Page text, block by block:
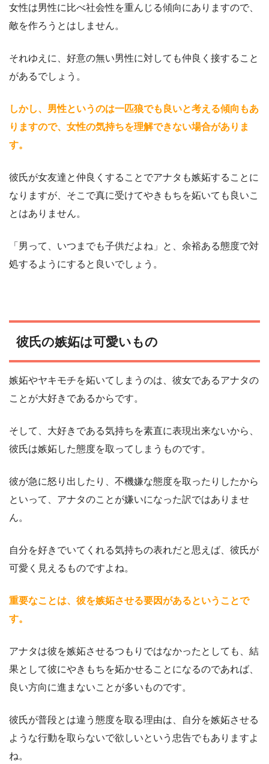
女性は男性に比べ社会性を重んじる傾向にありますので、
敵を作ろうとはしません。
それゆえに、好意の無い男性に対しても仲良く接すること
があるでしょう。
しかし、男性というのは一匹狼でも良いと考える傾向もあ
りますので、女性の気持ちを理解できない場合がありま
す。
彼氏が女友達と仲良くすることでアナタも嫉妬することに
なりますが、そこで真に受けてやきもちを妬いても良いこ
とはありません。
「男って、いつまでも子供だよね」と、余裕ある態度で対
処するようにすると良いでしょう。
彼氏の嫉妬は可愛いもの
嫉妬やヤキモチを妬いてしまうのは、彼女であるアナタの
ことが大好きであるからです。
そして、大好きである気持ちを素直に表現出来ないから、
彼氏は嫉妬した態度を取ってしまうものです。
彼が急に怒り出したり、不機嫌な態度を取ったりしたから
といって、アナタのことが嫌いになった訳ではありませ
ん。
自分を好きでいてくれる気持ちの表れだと思えば、彼氏が
可愛く見えるものですよね。
重要なことは、彼を嫉妬させる要因があるということで
す。
アナタは彼を嫉妬させるつもりではなかったとしても、結
果として彼にやきもちを妬かせることになるのであれば、
良い方向に進まないことが多いものです。
彼氏が普段とは違う態度を取る理由は、自分を嫉妬させる
ような行動を取らないで欲しいという忠告でもありますよ
ね。